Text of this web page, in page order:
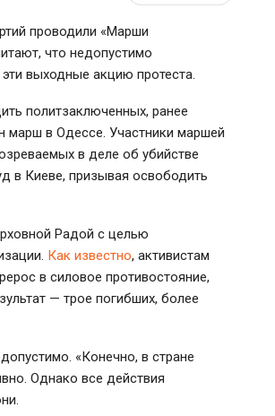
проводили «Марши
что недопустимо
выходные акцию протеста.
политзаключенных, ранее
марш в Одессе. Участники маршей
в деле об убийстве
в Киеве, призывая освободить
Радой с целью
Как известно, активистам
в силовое противостояние,
— трое погибших, более
«Конечно, в стране
Однако все действия